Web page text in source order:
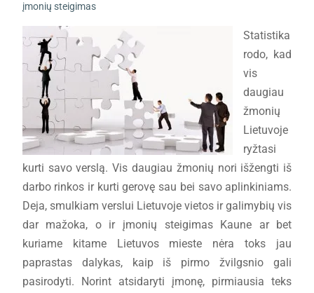
įmonių steigimas
Statistika
rodo, kad
vis
daugiau
žmonių
Lietuvoje
ryžtasi
kurti savo verslą. Vis daugiau žmonių nori išžengti iš
darbo rinkos ir kurti gerovę sau bei savo aplinkiniams.
Deja, smulkiam verslui Lietuvoje vietos ir galimybių vis
dar mažoka, o ir įmonių steigimas Kaune ar bet
kuriame kitame Lietuvos mieste nėra toks jau
paprastas dalykas, kaip iš pirmo žvilgsnio gali
pasirodyti. Norint atsidaryti įmonę, pirmiausia teks